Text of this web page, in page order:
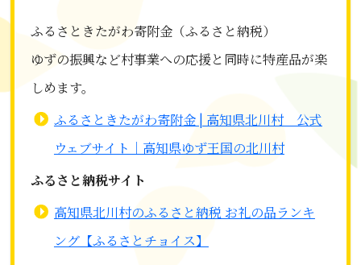
ふるさときたがわ寄附金（ふるさと納税）
ゆずの振興など村事業への応援と同時に特産品が楽
しめます。
ふるさときたがわ寄附金 | 高知県北川村 公式
ウェブサイト｜高知県ゆず王国の北川村
ふるさと納税サイト
高知県北川村のふるさと納税 お礼の品ランキ
ング【ふるさとチョイス】